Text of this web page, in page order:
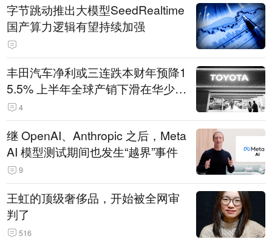
字节跳动推出大模型SeedRealtime
国产算力逻辑有望持续加强
丰田汽车净利或三连跌本财年预降1
5.5% 上半年全球产销下滑在华少卖
14.3万辆
4
继 OpenAI、Anthropic 之后，Meta
AI 模型测试期间也发生“越界”事件
9
王虹的顶级奢侈品，开始被全网审
判了
516